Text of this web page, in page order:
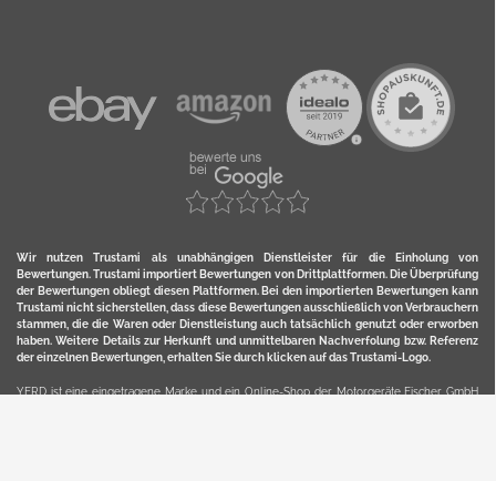
Wir nutzen Trustami als unabhängigen Dienstleister für die Einholung von
Bewertungen. Trustami importiert Bewertungen von Drittplattformen. Die Überprüfung
der Bewertungen obliegt diesen Plattformen. Bei den importierten Bewertungen kann
Trustami nicht sicherstellen, dass diese Bewertungen ausschließlich von Verbrauchern
stammen, die die Waren oder Dienstleistung auch tatsächlich genutzt oder erworben
haben. Weitere Details zur Herkunft und unmittelbaren Nachverfolung bzw. Referenz
der einzelnen Bewertungen, erhalten Sie durch klicken auf das Trustami-Logo.
YERD ist eine eingetragene Marke und ein Online-Shop der Motorgeräte Fischer GmbH